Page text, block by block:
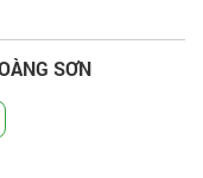
SƠN